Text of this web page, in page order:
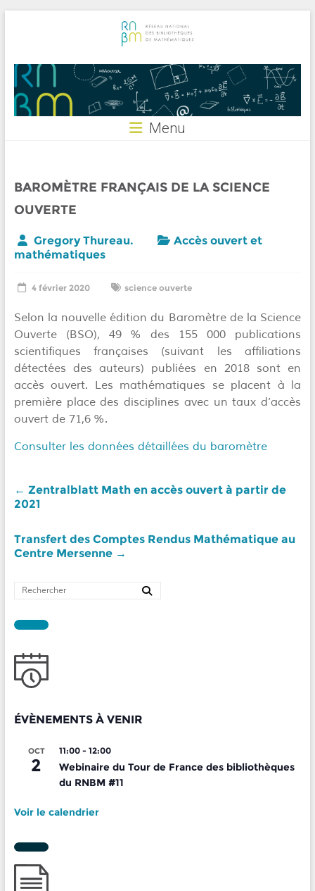
RNBM
Menu
BAROMÈTRE FRANÇAIS DE LA SCIENCE
OUVERTE
Gregory Thureau.
Accès ouvert et
mathématiques
4 février 2020 science ouverte
Selon la nouvelle édition du Baromètre de la Science
Ouverte (BSO), 49 % des 155 000 publications
scientifiques françaises (suivant les affiliations
détectées des auteurs) publiées en 2018 sont en
accès ouvert. Les mathématiques se placent à la
première place des disciplines avec un taux d’accès
ouvert de 71,6 %.
Consulter les données détaillées du baromètre
← Zentralblatt Math en accès ouvert à partir de
2021
Transfert des Comptes Rendus Mathématique au
Centre Mersenne →
ÉVÈNEMENTS À VENIR
OCT
2
11:00- 12:00
Webinaire du Tour de France des bibliothèques
du RNBM #11
Voir le calendrier